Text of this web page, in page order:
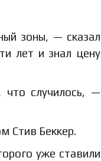
зоны, — сказал
лет и знал цену
случилось, —
Стив Беккер.
уже ставили